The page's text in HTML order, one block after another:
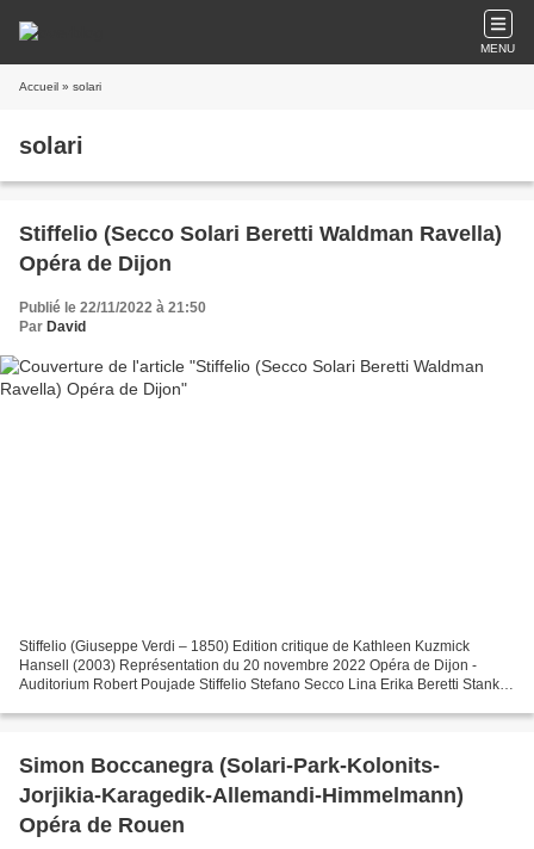
MENU
Accueil » solari
solari
Stiffelio (Secco Solari Beretti Waldman Ravella)
Opéra de Dijon
Publié le 22/11/2022 à 21:50
Par David
Stiffelio (Giuseppe Verdi – 1850) Edition critique de Kathleen Kuzmick
Hansell (2003) Représentation du 20 novembre 2022 Opéra de Dijon -
Auditorium Robert Poujade Stiffelio Stefano Secco Lina Erika Beretti Stankar
Simon Boccanegra (Solari-Park-Kolonits-
Jorjikia-Karagedik-Allemandi-Himmelmann)
Opéra de Rouen